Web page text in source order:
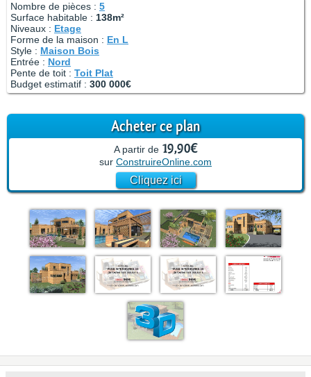
Nombre de pièces : 5
Surface habitable : 138m²
Niveaux : Etage
Forme de la maison : En L
Style : Maison Bois
Entrée : Nord
Pente de toit : Toit Plat
Budget estimatif : 300 000€
Acheter ce plan
A partir de 19,90€
sur ConstruireOnline.com
Cliquez ici